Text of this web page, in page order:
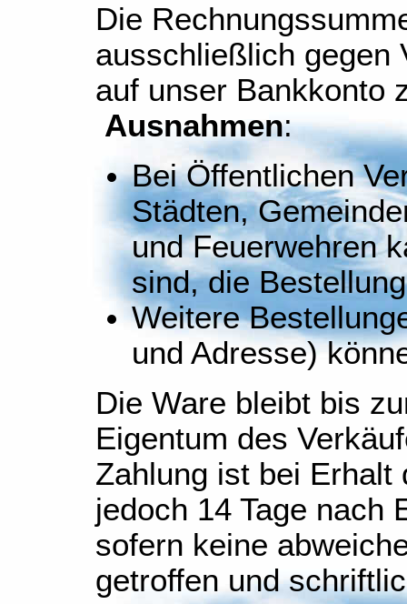
Die
ausschließlich gegen
auf unser Bankkonto
Ausnahmen:
Bei Öffentlichen
Städten,
und Feuerwehren
sind, die
Weitere
und Adresse)
Die Ware bleibt bis
Eigentum des
Zahlung ist bei Erhalt
jedoch 14 Tage nach
sofern keine
getroffen und